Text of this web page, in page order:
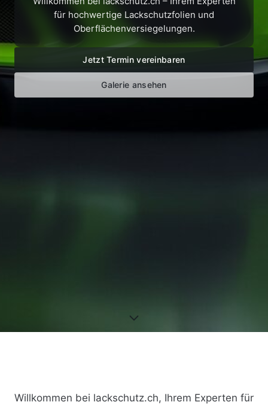
für hochwertige Lackschutzfolien und
Oberflächenversiegelungen.
Jetzt Termin vereinbaren
Galerie ansehen
Willkommen bei lackschutz.ch, Ihrem Experten für